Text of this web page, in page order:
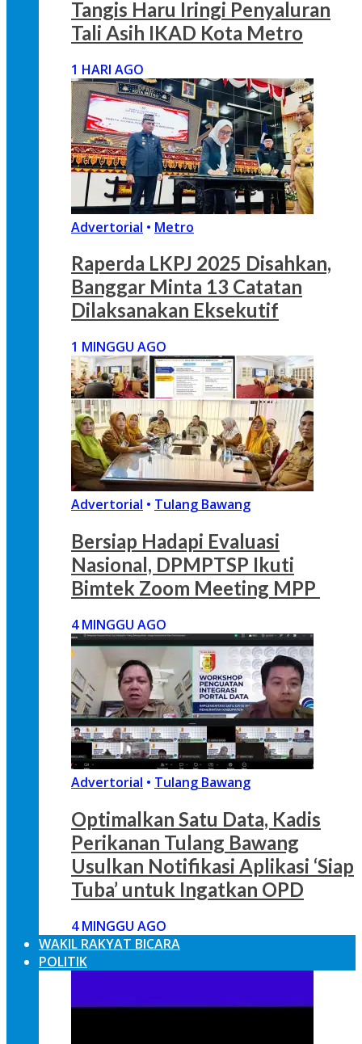
Tangis Haru Iringi Penyaluran
Tali Asih IKAD Kota Metro
1 HARI AGO
Advertorial • Metro
Raperda LKPJ 2025 Disahkan,
Banggar Minta 13 Catatan
Dilaksanakan Eksekutif
1 MINGGU AGO
Advertorial • Tulang Bawang
Bersiap Hadapi Evaluasi
Nasional, DPMPTSP Ikuti
Bimtek Zoom Meeting MPP
4 MINGGU AGO
Advertorial • Tulang Bawang
Optimalkan Satu Data, Kadis
Perikanan Tulang Bawang
Usulkan Notifikasi Aplikasi ‘Siap
Tuba’ untuk Ingatkan OPD
4 MINGGU AGO
WAKIL RAKYAT BICARA
POLITIK